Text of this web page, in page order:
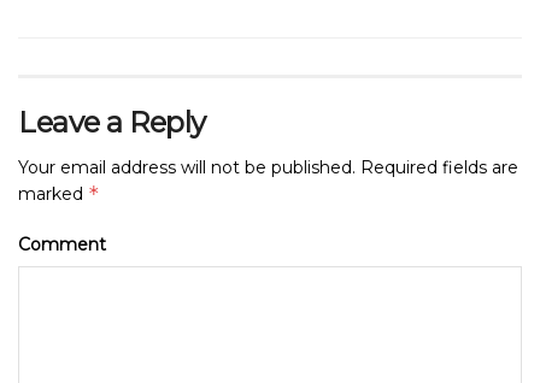
Leave a Reply
Your email address will not be published. Required fields are
marked *
Comment